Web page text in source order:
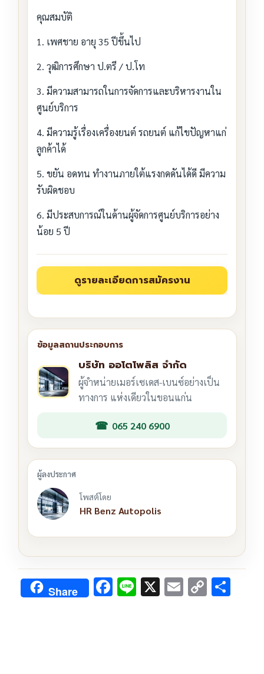
คุณสมบัติ
1. เพศชาย อายุ 35 ปีขึ้นไป
2. วุฒิการศึกษา ป.ตรี / ป.โท
3. มีความสามารถในการจัดการและบริหารงานใน
ศูนย์บริการ
4. มีความรู้เรื่องเครื่องยนต์ รถยนต์ แก้ไขปัญหาแก่
ลูกค้าได้
5. ขยัน อดทน ทำงานภายใต้แรงกดดันได้ดี มีความ
รับผิดชอบ
6. มีประสบการณ์ในด้านผู้จัดการศูนย์บริการอย่าง
น้อย 5 ปี
บริษัท ออโตโพลิส จำกัด
ผู้จำหน่ายเมอร์เซเดส-เบนซ์อย่างเป็น
ทางการ แห่งเดียวในขอนแก่น
065 240 6900
โพสต์โดย
HR Benz Autopolis
Share F Li X E C